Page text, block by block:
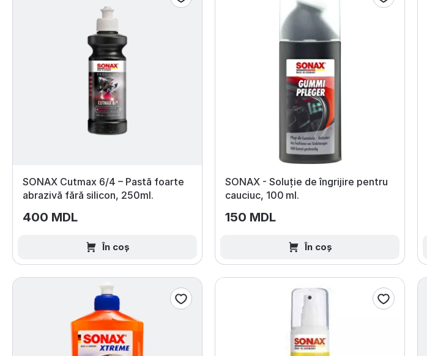
SONAX Cutmax 6/4 – Pastă foarte
abrazivă fără silicon, 250ml.
400 MDL
În coș
SONAX - Soluție de îngrijire pentru
cauciuc, 100 ml.
150 MDL
În coș